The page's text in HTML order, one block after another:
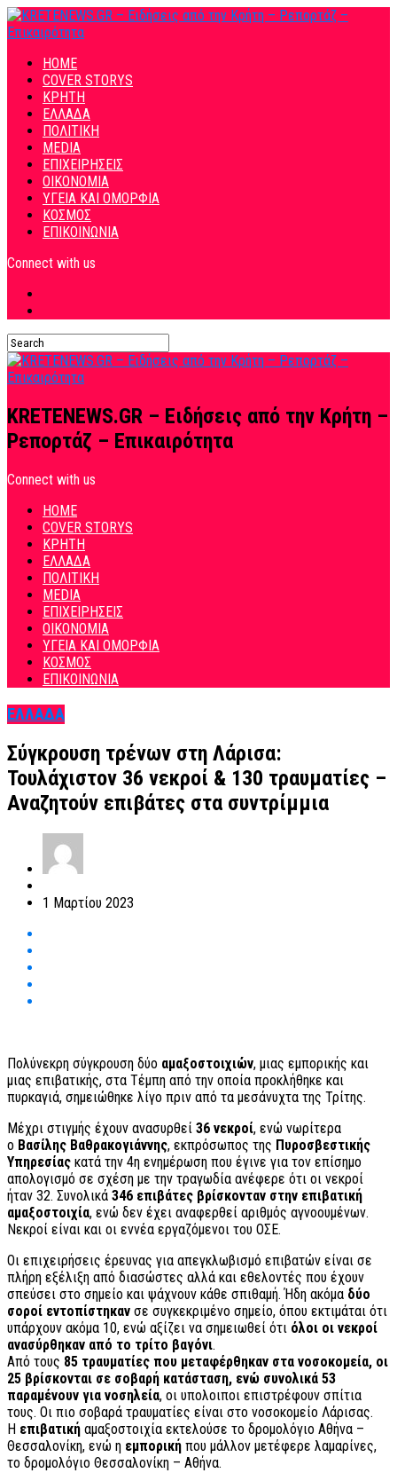
HOME
COVER STORYS
ΚΡΗΤΗ
ΕΛΛΑΔΑ
ΠΟΛΙΤΙΚΗ
MEDIA
ΕΠΙΧΕΙΡΗΣΕΙΣ
ΟΙΚΟΝΟΜΙΑ
ΥΓΕΙΑ ΚΑΙ ΟΜΟΡΦΙΑ
ΚΟΣΜΟΣ
ΕΠΙΚΟΙΝΩΝΙΑ
Connect with us
KRETENEWS.GR – Ειδήσεις από την Κρήτη –
Ρεπορτάζ – Επικαιρότητα
Connect with us
HOME
COVER STORYS
ΚΡΗΤΗ
ΕΛΛΑΔΑ
ΠΟΛΙΤΙΚΗ
MEDIA
ΕΠΙΧΕΙΡΗΣΕΙΣ
ΟΙΚΟΝΟΜΙΑ
ΥΓΕΙΑ ΚΑΙ ΟΜΟΡΦΙΑ
ΚΟΣΜΟΣ
ΕΠΙΚΟΙΝΩΝΙΑ
ΕΛΛΑΔΑ
Σύγκρουση τρένων στη Λάρισα:
Τουλάχιστον 36 νεκροί & 130 τραυματίες –
Αναζητούν επιβάτες στα συντρίμμια
1 Μαρτίου 2023
Πολύνεκρη σύγκρουση δύο αμαξοστοιχιών, μιας εμπορικής και
μιας επιβατικής, στα Τέμπη από την οποία προκλήθηκε και
πυρκαγιά, σημειώθηκε λίγο πριν από τα μεσάνυχτα της Τρίτης.
Μέχρι στιγμής έχουν ανασυρθεί 36 νεκροί, ενώ νωρίτερα
ο Βασίλης Βαθρακογιάννης, εκπρόσωπος της Πυροσβεστικής
Υπηρεσίας κατά την 4η ενημέρωση που έγινε για τον επίσημο
απολογισμό σε σχέση με την τραγωδία ανέφερε ότι οι νεκροί
ήταν 32. Συνολικά 346 επιβάτες βρίσκονταν στην επιβατική
αμαξοστοιχία, ενώ δεν έχει αναφερθεί αριθμός αγνοουμένων.
Νεκροί είναι και οι εννέα εργαζόμενοι του ΟΣΕ.
Οι επιχειρήσεις έρευνας για απεγκλωβισμό επιβατών είναι σε
πλήρη εξέλιξη από διασώστες αλλά και εθελοντές που έχουν
σπεύσει στο σημείο και ψάχνουν κάθε σπιθαμή. Ήδη ακόμα δύο
σοροί εντοπίστηκαν σε συγκεκριμένο σημείο, όπου εκτιμάται ότι
υπάρχουν ακόμα 10, ενώ αξίζει να σημειωθεί ότι όλοι οι νεκροί
ανασύρθηκαν από το τρίτο βαγόνι.
Από τους 85 τραυματίες που μεταφέρθηκαν στα νοσοκομεία, οι
25 βρίσκονται σε σοβαρή κατάσταση, ενώ συνολικά 53
παραμένουν για νοσηλεία, οι υπολοιποι επιστρέφουν σπίτια
τους. Οι πιο σοβαρά τραυματίες είναι στο νοσοκομείο Λάρισας.
Η επιβατική αμαξοστοιχία εκτελούσε το δρομολόγιο Αθήνα –
Θεσσαλονίκη, ενώ η εμπορική που μάλλον μετέφερε λαμαρίνες,
το δρομολόγιο Θεσσαλονίκη – Αθήνα.